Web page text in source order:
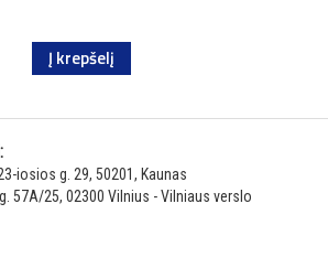
Į krepšelį
iosios g. 29, 50201, Kaunas
57A/25, 02300 Vilnius - Vilniaus verslo